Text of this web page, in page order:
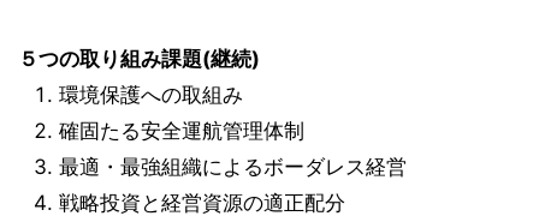
５つの取り組み課題(継続)
環境保護への取組み
確固たる安全運航管理体制
最適・最強組織によるボーダレス経営
戦略投資と経営資源の適正配分